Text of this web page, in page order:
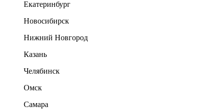
Екатеринбург
Новосибирск
Нижний Новгород
Казань
Челябинск
Омск
Самара